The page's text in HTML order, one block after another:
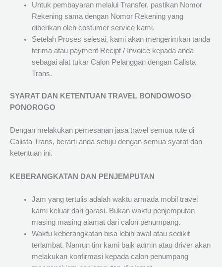
Untuk pembayaran melalui Transfer, pastikan Nomor
Rekening sama dengan Nomor Rekening yang
diberikan oleh costumer service kami.
Setelah Proses selesai, kami akan mengerimkan tanda
terima atau payment Recipt / Invoice kepada anda
sebagai alat tukar Calon Pelanggan dengan Calista
Trans.
SYARAT DAN KETENTUAN TRAVEL BONDOWOSO
PONOROGO
Dengan melakukan pemesanan jasa travel semua rute di
Calista Trans, berarti anda setuju dengan semua syarat dan
ketentuan ini.
KEBERANGKATAN DAN PENJEMPUTAN
Jam yang tertulis adalah waktu armada mobil travel
kami keluar dari garasi. Bukan waktu penjemputan
masing masing alamat dari calon penumpang.
Waktu keberangkatan bisa lebih awal atau sedikit
terlambat. Namun tim kami baik admin atau driver akan
melakukan konfirmasi kepada calon penumpang